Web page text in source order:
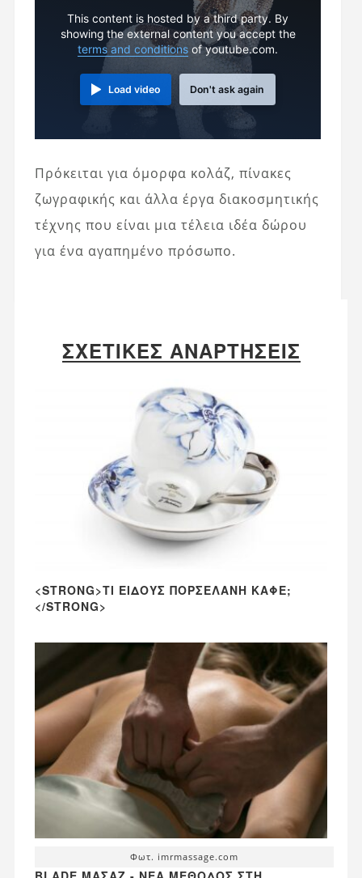
This content is hosted by a third party. By
showing the external content you accept the
terms and conditions of youtube.com.
Load video Don't ask again
Πρόκειται για όμορφα κολάζ, πίνακες
ζωγραφικής και άλλα έργα διακοσμητικής
τέχνης που είναι μια τέλεια ιδέα δώρου
για ένα αγαπημένο πρόσωπο.
ΣΧΕΤΙΚΈΣ ΑΝΑΡΤΉΣΕΙΣ
<STRONG>ΤΙ ΕΊΔΟΥΣ ΠΟΡΣΕΛΆΝΗ ΚΑΦΈ;
</STRONG>
Φωτ. imrmassage.com